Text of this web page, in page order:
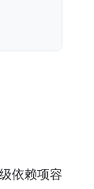
依赖项容